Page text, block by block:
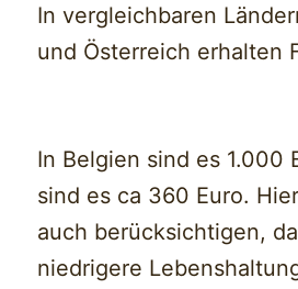
In vergleichbaren
und Österreich erhalten
In Belgien sind es 1.000
sind es ca 360 Euro.
auch berücksichtigen,
niedrigere